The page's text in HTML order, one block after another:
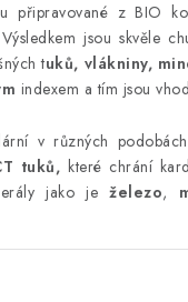
Hodnocení
Zásady zpracování
připravované z BIO
jsou skvěle
tuků, vlákniny,
indexem a tím jsou
v různých
tuků, které chrání
jako ježelezo,